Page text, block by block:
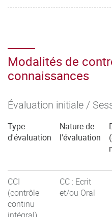
Modalités de
connaissances
Évaluation initiale /
Type
d'évaluation
Nature de
l'évaluation
CCI
(contrôle
continu
CC : Ecrit
et/ou Oral